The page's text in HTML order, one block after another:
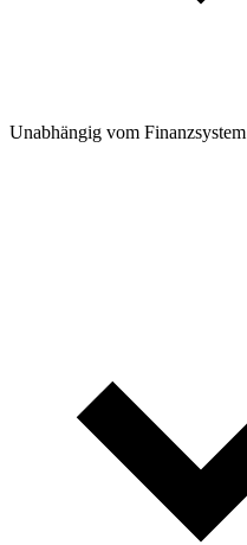
Unabhängig vom Finanzsystem